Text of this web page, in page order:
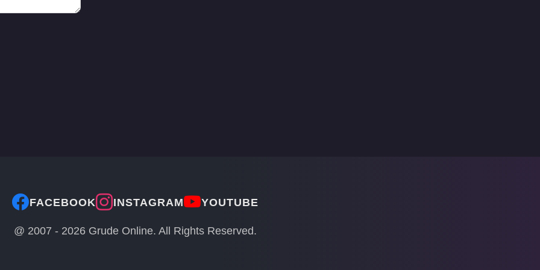
FACEBOOK INSTAGRAM YOUTUBE
@ 2007 - 2026Grude Online. All Rights Reserved.